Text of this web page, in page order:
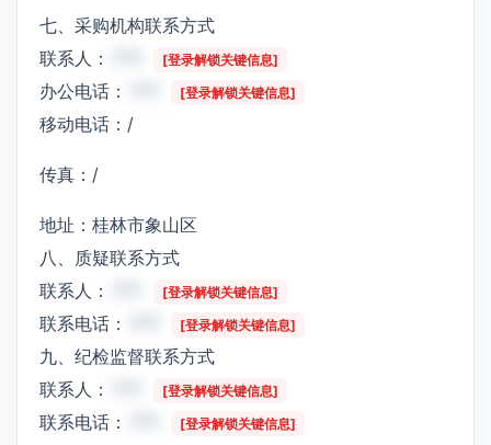
七、采购机构联系方式
联系人：
[登录解锁关键信息]
办公电话： [登录解锁关键信息]
移动电话：/
传真：/
地址：桂林市象山区
八、质疑联系方式
联系人：
[登录解锁关键信息]
联系电话： [登录解锁关键信息]
九、纪检监督联系方式
联系人：
[登录解锁关键信息]
联系电话： [登录解锁关键信息]